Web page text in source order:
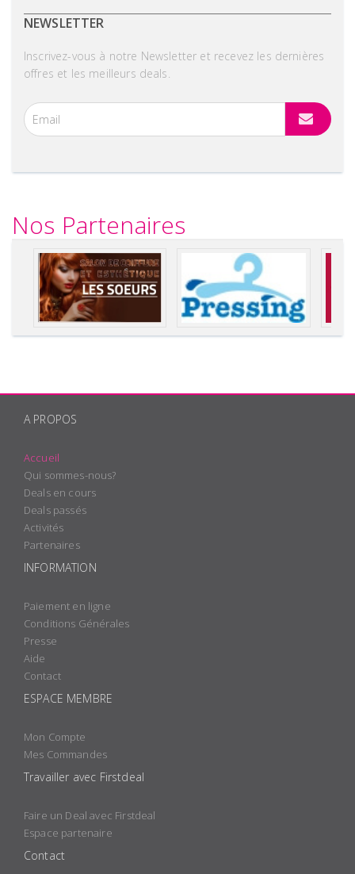
NEWSLETTER
Inscrivez-vous à notre Newsletter et recevez les dernières
offres et les meilleurs deals.
Nos Partenaires
A PROPOS
Accueil
Qui sommes-nous?
Deals en cours
Deals passés
Activités
Partenaires
INFORMATION
Paiement en ligne
Conditions Générales
Presse
Aide
Contact
ESPACE MEMBRE
Mon Compte
Mes Commandes
Travailler avec Firstdeal
Faire un Deal avec Firstdeal
Espace partenaire
Contact